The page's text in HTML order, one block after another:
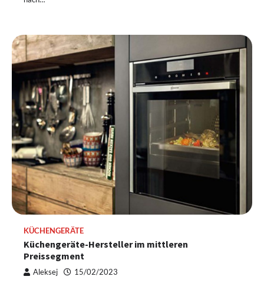
KÜCHENGERÄTE
Küchengeräte-Hersteller im mittleren
Preissegment
Aleksej 15/02/2023